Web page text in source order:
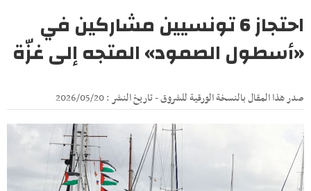
احتجاز 6 تونسيين مشاركين في
«أسطول الصمود» المتجه إلى غزّة
صدر هذا المقال بالنسخة الورقية للشروق - تاريخ النشر : 2026/05/20